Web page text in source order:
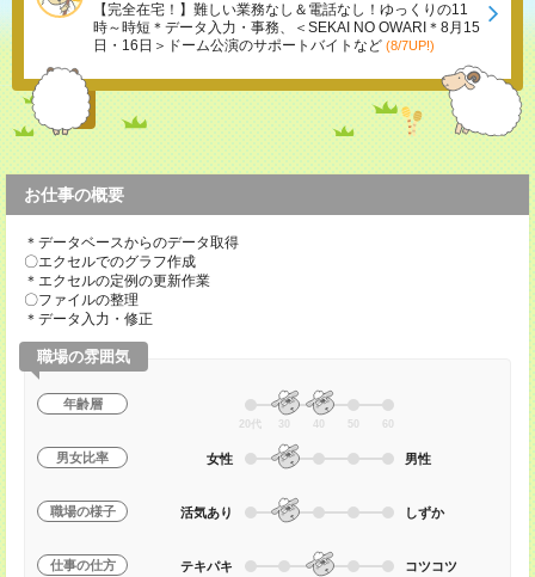
【完全在宅！】難しい業務なし＆電話なし！ゆっくりの11
時～時短＊データ入力・事務、＜SEKAI NO OWARI＊8月15
日・16日＞ドーム公演のサポートバイトなど (8/7UP!)
お仕事の概要
＊データベースからのデータ取得
〇エクセルでのグラフ作成
＊エクセルの定例の更新作業
〇ファイルの整理
＊データ入力・修正
職場の雰囲気
年齢層
20代 30 40 50 60
男女比率 女性 男性
職場の様子 活気あり しずか
仕事の仕方 テキパキ コツコツ